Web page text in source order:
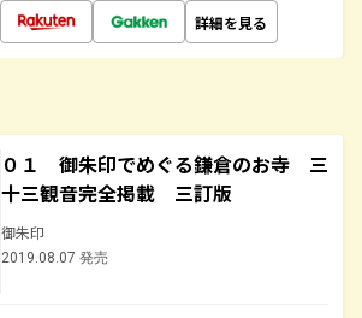
詳細を見る
０１ 御朱印でめぐる鎌倉のお寺 三
十三観音完全掲載 三訂版
御朱印
2019.08.07 発売